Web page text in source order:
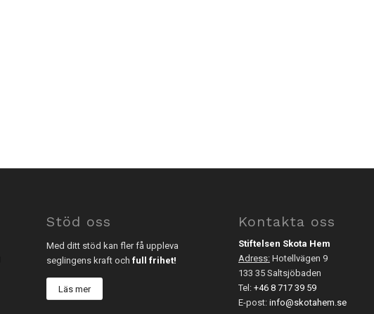
Stöd oss
Med ditt stöd kan fler få uppleva
seglingens kraft och full frihet!
Läs mer
Kontakta oss
Stiftelsen Skota Hem
Adress:Hotellvägen 9
133 35 Saltsjöbaden
Tel: +46 8 717 39 59
E-post: info@skotahem.se